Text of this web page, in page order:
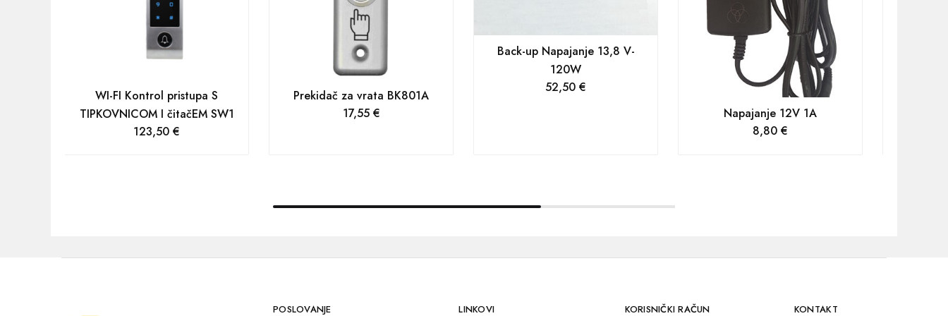
WI-FI Kontrol pristupa S
TIPKOVNICOM I čitačEM SW1
123,50 €
Prekidač za vrata BK801A
17,55 €
Back-up Napajanje 13,8 V-
120W
52,50 €
Napajanje 12V 1A
8,80 €
POSLOVANJE LINKOVI KORISNIČKI RAČUN KONTAKT